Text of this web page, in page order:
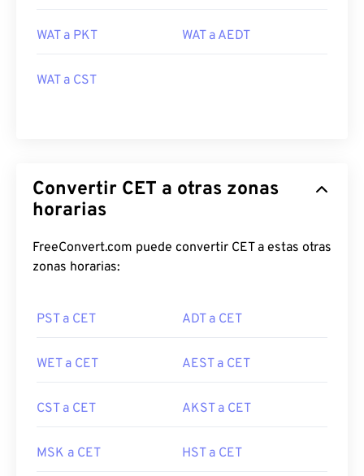
WAT a PKT WAT a AEDT
WAT a CST
Convertir CET a otras zonas
horarias
FreeConvert.com puede convertir CET a estas otras
zonas horarias:
PST a CET ADT a CET
WET a CET AEST a CET
CST a CET AKST a CET
MSK a CET HST a CET